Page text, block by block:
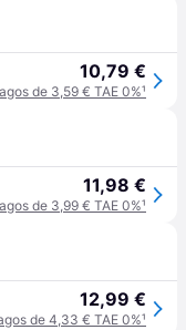
10,79 €
de 3,59 € TAE 0%¹
11,98 €
de 3,99 € TAE 0%¹
12,99 €
de 4,33 € TAE 0%¹